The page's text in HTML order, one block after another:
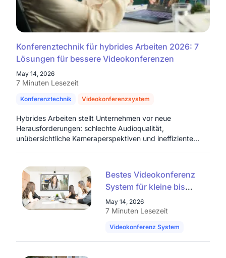
Konferenztechnik für hybrides Arbeiten 2026: 7
Lösungen für bessere Videokonferenzen
May 14, 2026
7 Minuten Lesezeit
Konferenztechnik Videokonferenzsystem
Hybrides Arbeiten stellt Unternehmen vor neue
Herausforderungen: schlechte Audioqualität,
unübersichtliche Kameraperspektiven und ineffiziente
erfahren Unternehmen, welche moderne Konferenztechnik
2026 wirklich relevant ist — von 360°-Konferenzkameras
über KI-gestützte Videomodi bis hin zu intelligenten
Videokonferenzsystemen mit Plug-and-Play und Wireless-
Konnektivität. Der Artikel zeigt praxisnah, wie
ausstatten und hybride Meetings produktiver gestalten
können.
Bestes Videokonferenz
System für kleine bis
große Konferenzräume
2026
May 14, 2026
7 Minuten Lesezeit
Videokonferenz System